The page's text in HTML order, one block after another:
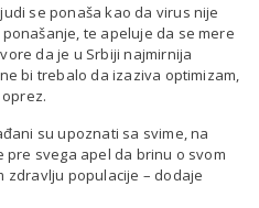
se ponaša kao da virus nije
te apeluje da se mere
da je u Srbiji najmirnija
bi trebalo da izaziva optimizam,
su upoznati sa svime, na
svega apel da brinu o svom
zdravlju populacije – dodaje